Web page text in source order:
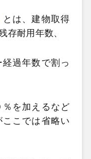
とは、建物取得
存耐用年数、
過年数で割っ
％を加えるなど
こでは省略い